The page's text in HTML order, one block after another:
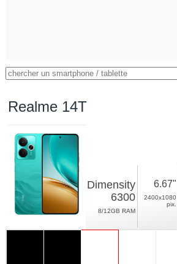
Realme 14T
Dimensity
6300
8/12GB RAM
6.67"
2400x1080
pix.